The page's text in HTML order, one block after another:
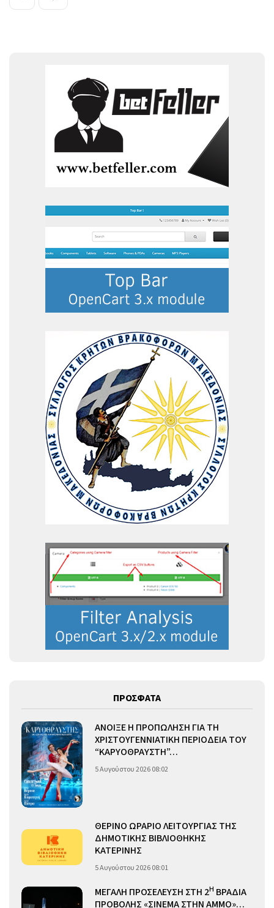
ΠΡΟΣΦΑΤΑ
ΑΝΟΙΞΕ Η ΠΡΟΠΩΛΗΣΗ ΓΙΑ ΤΗ
ΧΡΙΣΤΟΥΓΕΝΝΙΑΤΙΚΗ ΠΕΡΙΟΔΕΙΑ ΤΟΥ
“ΚΑΡΥΟΘΡΑΥΣΤΗ”…
5 Αυγούστου 2026 08:02
ΘΕΡΙΝΟ ΩΡΑΡΙΟ ΛΕΙΤΟΥΡΓΙΑΣ ΤΗΣ
ΔΗΜΟΤΙΚΗΣ ΒΙΒΛΙΟΘΗΚΗΣ
ΚΑΤΕΡΙΝΗΣ
5 Αυγούστου 2026 08:01
ΜΕΓΑΛΗ ΠΡΟΣΕΛΕΥΣΗ ΣΤΗ 2Η ΒΡΑΔΙΑ
ΠΡΟΒΟΛΗΣ «ΣΙΝΕΜΑ ΣΤΗΝ ΑΜΜΟ»…